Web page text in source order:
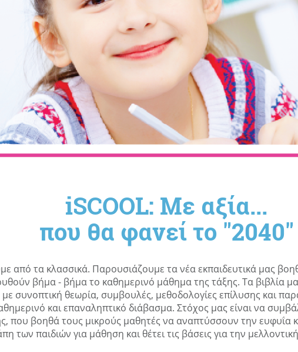
iSCOOL: Με αξία...
που θα φανεί το "2040"
από τα κλασσικά. Παρουσιάζουμε τα νέα εκπαιδευτικά μας
βήμα - βήμα το καθημερινό μάθημα της τάξης. Τα βιβλία
συνοπτική θεωρία, συμβουλές, μεθοδολογίες επίλυσης και
και επαναληπτικό διάβασμα. Στόχος μας είναι να
που βοηθά τους μικρούς μαθητές να αναπτύσσουν την ευφυΐα
των παιδιών για μάθηση και θέτει τις βάσεις για την